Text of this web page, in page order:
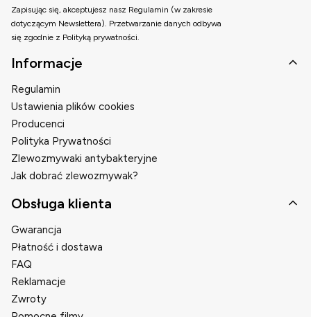
Zapisując się, akceptujesz nasz Regulamin (w zakresie
dotyczącym Newslettera). Przetwarzanie danych odbywa
się zgodnie z Polityką prywatności.
Linki w stopce
Informacje
Regulamin
Ustawienia plików cookies
Producenci
Polityka Prywatności
Zlewozmywaki antybakteryjne
Jak dobrać zlewozmywak?
Obsługa klienta
Gwarancja
Płatność i dostawa
FAQ
Reklamacje
Zwroty